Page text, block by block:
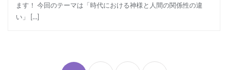
ます！ 今回のテーマは「時代における神様と人間の関係性の違
い」 […]